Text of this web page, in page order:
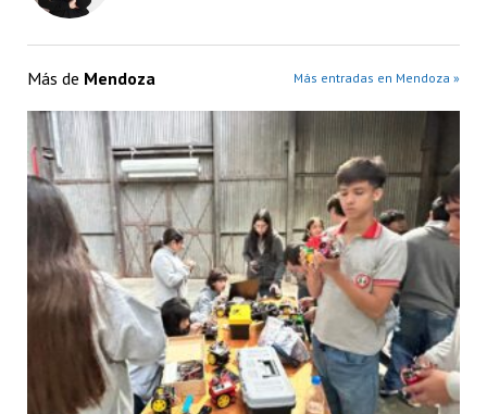
Más de Mendoza Más entradas en Mendoza »